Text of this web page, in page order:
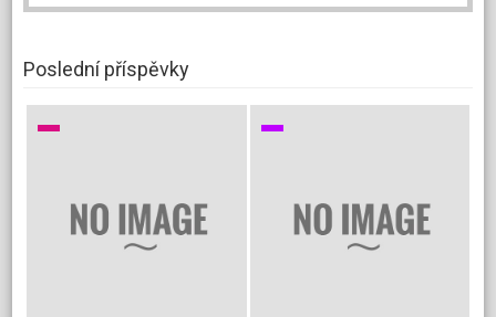
Poslední příspěvky